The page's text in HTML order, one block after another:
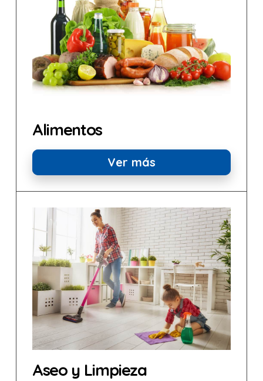
Alimentos
Ver más
Aseo y Limpieza